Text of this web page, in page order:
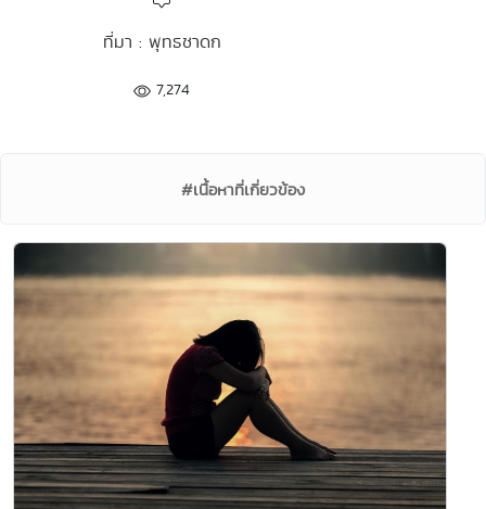
ที่มา : พุทธชาดก
7,274
#เนื้อหาที่เกี่ยวข้อง